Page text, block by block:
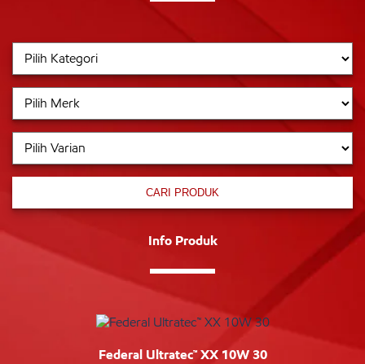
CARI PRODUK
Info Produk
Federal Ultratec™ XX 10W 30